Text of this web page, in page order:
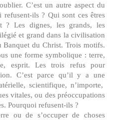
C’est un autre aspect du
ils ? Qui sont ces êtres
? Les dignes, les grands, les
et grand dans la civilisation
Banquet du Christ. Trois motifs.
une forme symbolique : terre,
esprit. Les trois refus pour
C’est parce qu’il y a une
scientifique, n’importe,
vitales, ou des préoccupations
Pourquoi refusent-ils ?
ou de s’occuper de choses